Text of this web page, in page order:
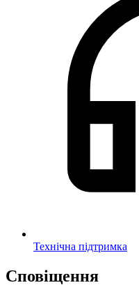
Технічна підтримка
Сповіщення